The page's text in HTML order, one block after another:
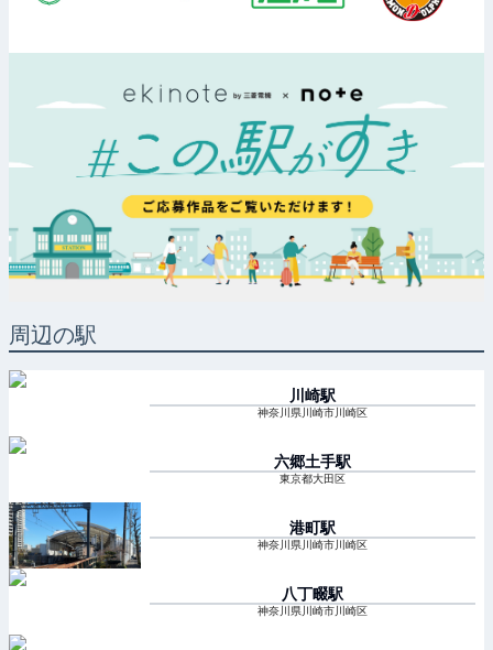
周辺の駅
川崎駅
神奈川県川崎市川崎区
六郷土手駅
東京都大田区
港町駅
神奈川県川崎市川崎区
八丁畷駅
神奈川県川崎市川崎区